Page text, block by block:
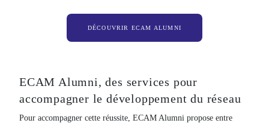
DÉCOUVRIR ECAM ALUMNI
ECAM Alumni, des services pour
accompagner le développement du réseau
Pour accompagner cette réussite, ECAM Alumni propose entre